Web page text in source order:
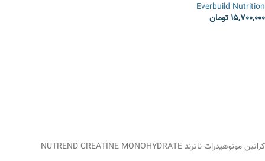
Everbuild Nutrition
15,700,000تومان
کراتین مونوهیدرات ناترند NUTREND CREATINE MONOHYDRATE